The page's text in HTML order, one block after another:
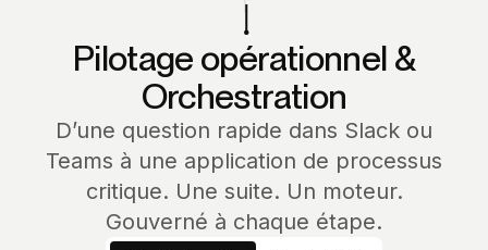
Pilotage opérationnel &
Orchestration
D’une question rapide dans Slack ou
Teams à une application de processus
critique. Une suite. Un moteur.
Gouverné à chaque étape.